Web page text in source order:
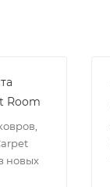
Room
новых